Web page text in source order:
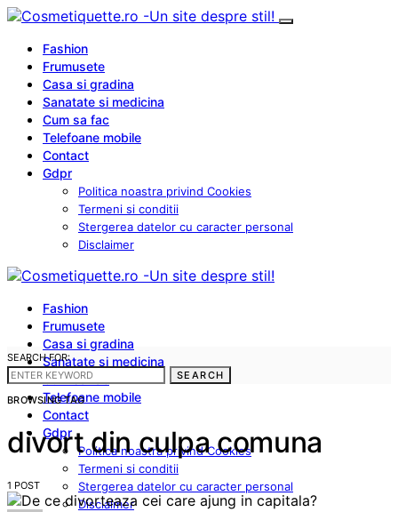
Fashion
Frumusete
Casa si gradina
Sanatate si medicina
Cum sa fac
Telefoane mobile
Contact
Gdpr
Politica noastra privind Cookies
Termeni si conditii
Stergerea datelor cu caracter personal
Disclaimer
Fashion
Frumusete
Casa si gradina
Sanatate si medicina
Cum sa fac
Telefoane mobile
Contact
Gdpr
Politica noastra privind Cookies
Termeni si conditii
Stergerea datelor cu caracter personal
Disclaimer
SEARCH FOR:
SEARCH
BROWSING TAG
divort din culpa comuna
1 POST